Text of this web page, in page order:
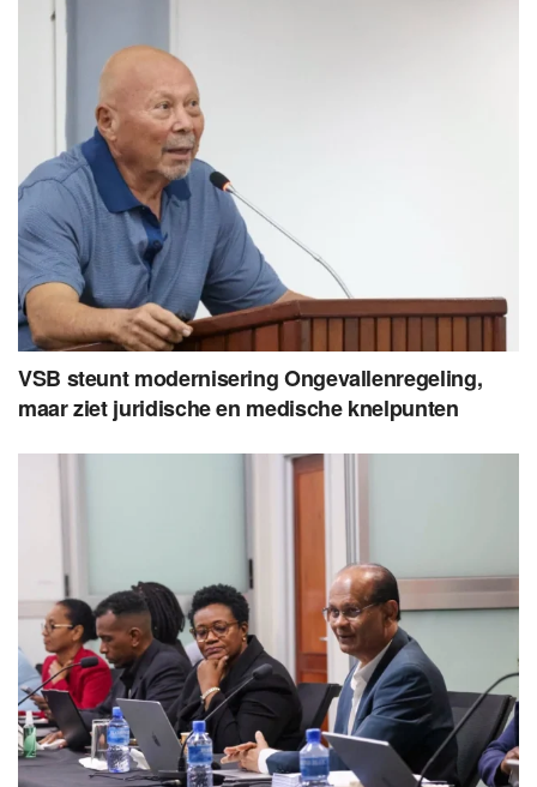
VSB steunt modernisering Ongevallenregeling,
maar ziet juridische en medische knelpunten